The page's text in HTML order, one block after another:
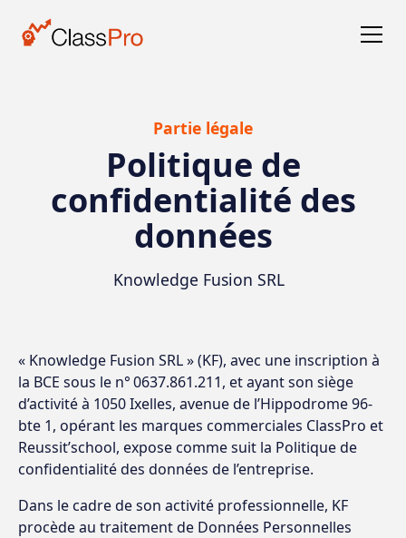
Partie légale
Politique de
confidentialité des
données
Knowledge Fusion SRL
« Knowledge Fusion SRL » (KF), avec une inscription à
la BCE sous le n° 0637.861.211, et ayant son siège
d’activité à 1050 Ixelles, avenue de l’Hippodrome 96-
bte 1, opérant les marques commerciales ClassPro et
Reussit’school, expose comme suit la Politique de
confidentialité des données de l’entreprise.
Dans le cadre de son activité professionnelle, KF
procède au traitement de Données Personnelles